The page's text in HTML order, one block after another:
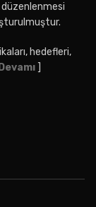
hedefleri,
Devamı ]